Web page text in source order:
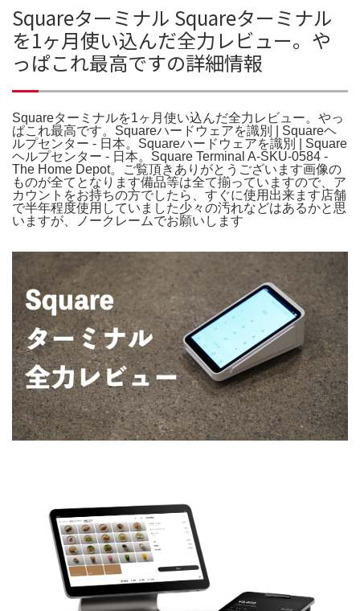
Squareターミナル Squareターミナル
を1ヶ月使い込んだ全力レビュー。や
っぱこれ最高ですの詳細情報
Squareターミナルを1ヶ月使い込んだ全力レビュー。やっ
ぱこれ最高です。Squareハードウェアを識別 | Squareヘ
ルプセンター - 日本。Squareハードウェアを識別 | Square
ヘルプセンター - 日本。Square Terminal A-SKU-0584 -
The Home Depot。ご覧頂きありがとうございます画像の
ものが全てとなります備品等は全て揃っていますので、ア
カウントをお持ちの方でしたら、すぐに使用出来ます店舗
で半年程度使用していました少々の汚れなどはあるかと思
いますが、ノークレームでお願いします